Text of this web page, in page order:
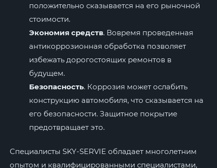
положительно сказывается на его рыночной
стоимости.
Экономия средств. Вовремя проведенная
антикоррозионная обработка позволяет
избежать дорогостоящих ремонтов в
будущем.
Безопасность. Коррозия может ослабить
конструкцию автомобиля, что сказывается на
его безопасности. Защитное покрытие
предотвращает это.
Специалисты SKY-SERVIE обладает многолетним
опытом и квалифицированными специалистами,